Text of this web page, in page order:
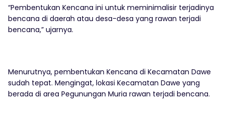
“Pembentukan Kencana ini untuk meminimalisir terjadinya
bencana di daerah atau desa-desa yang rawan terjadi
bencana,” ujarnya.
Menurutnya, pembentukan Kencana di Kecamatan Dawe
sudah tepat. Mengingat, lokasi Kecamatan Dawe yang
berada di area Pegunungan Muria rawan terjadi bencana.